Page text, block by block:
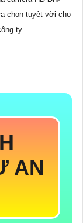
chọn tuyệt vời cho
ty.
AN